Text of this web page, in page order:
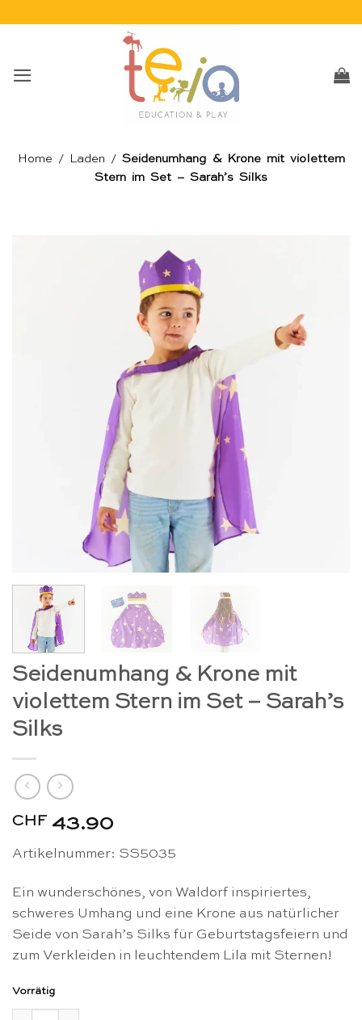
Home / Laden / Seidenumhang & Krone mit violettem
Stern im Set – Sarah’s Silks
Seidenumhang & Krone mit
violettem Stern im Set – Sarah’s
Silks
CHF 43.90
Artikelnummer: SS5035
Ein wunderschönes, von Waldorf inspiriertes,
schweres Umhang und eine Krone aus natürlicher
Seide von Sarah’s Silks für Geburtstagsfeiern und
zum Verkleiden in leuchtendem Lila mit Sternen!
Vorrätig